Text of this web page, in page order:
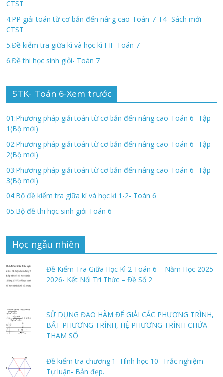
CTST
4.PP giải toán từ cơ bản đến nâng cao-Toán-7-T4- Sách mới-
CTST
5.Đề kiểm tra giữa kì và học kì I-II- Toán 7
6.Đề thi học sinh giỏi- Toán 7
STK- Toán 6-Xem trước
01:Phương pháp giải toán từ cơ bản đến nâng cao-Toán 6- Tập
1(Bộ mới)
02:Phương pháp giải toán từ cơ bản đến nâng cao-Toán 6- Tập
2(Bộ mới)
03:Phương pháp giải toán từ cơ bản đến nâng cao-Toán 6- Tập
3(Bộ mới)
04:Bộ đề kiểm tra giữa kì và học kì 1-2- Toán 6
05:Bộ đề thi học sinh giỏi Toán 6
Học ngẫu nhiên
Đề Kiểm Tra Giữa Học Kì 2 Toán 6 – Năm Học 2025-
2026- Kết Nối Tri Thức – Đề Số 2
SỬ DỤNG ĐẠO HÀM ĐỂ GIẢI CÁC PHƯƠNG TRÌNH,
BẤT PHƯƠNG TRÌNH, HỆ PHƯƠNG TRÌNH CHỨA
THAM SỐ
Đề kiểm tra chương 1- Hình học 10- Trắc nghiệm-
Tự luận- Bản đẹp.